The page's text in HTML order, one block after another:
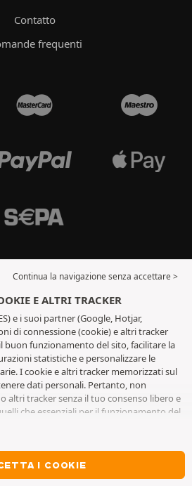
Contatto
frequenti
Continua la navigazione senza accettare >
E ALTRI TRACKER
e i suoi partner (Google, Hotjar,
di connessione (cookie) e altri tracker
buon funzionamento del sito, facilitare la
statistiche e personalizzare le
I cookie e altri tracker memorizzati sul
dati personali. Pertanto, non
altri tracker senza il tuo consenso libero e
che essenziali per il funzionamento del
alla
senza accettare il deposito di cookie o
l'accesso ai servizi AD TYRES. Per
la pagina cookie ealtri tracker.
I COOKIE